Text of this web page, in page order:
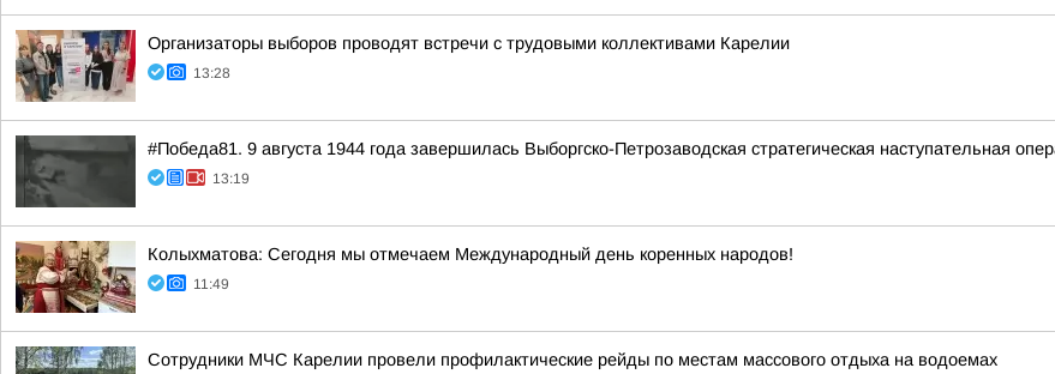
Организаторы выборов проводят встречи с трудовыми коллективами Карелии
13:28
#Победа81. 9 августа 1944 года завершилась Выборгско-Петрозаводская стратегическая наступательная
13:19
Колыхматова: Сегодня мы отмечаем Международный день коренных народов!
11:49
Сотрудники МЧС Карелии провели профилактические рейды по местам массового отдыха на водоемах